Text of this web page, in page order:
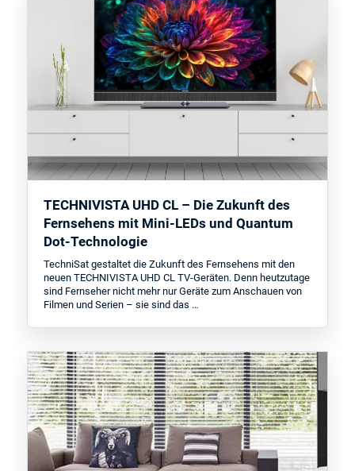
TECHNIVISTA UHD CL – Die Zukunft des
Fernsehens mit Mini-LEDs und Quantum
Dot-Technologie
TechniSat gestaltet die Zukunft des Fernsehens mit den
neuen TECHNIVISTA UHD CL TV-Geräten. Denn heutzutage
sind Fernseher nicht mehr nur Geräte zum Anschauen von
Filmen und Serien – sie sind das …